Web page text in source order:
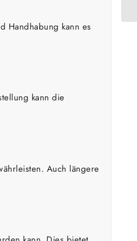
Handhabung kann es
kann die
Auch längere